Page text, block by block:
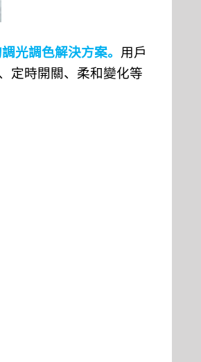
光調色解決方案。 用戶
定時開關、柔和變化等